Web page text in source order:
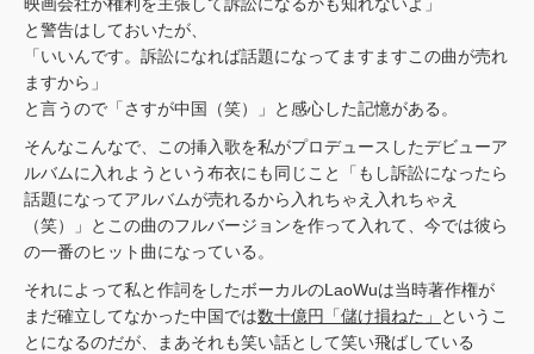
映画会社が権利を主張して訴訟になるかも知れないよ」
と警告はしておいたが、
「いいんです。訴訟になれば話題になってますますこの曲が売れ
ますから」
と言うので「さすが中国（笑）」と感心した記憶がある。
そんなこんなで、この挿入歌を私がプロデュースしたデビューア
ルバムに入れようという布衣にも同じこと「もし訴訟になったら
話題になってアルバムが売れるから入れちゃえ入れちゃえ
（笑）」とこの曲のフルバージョンを作って入れて、今では彼ら
の一番のヒット曲になっている。
それによって私と作詞をしたボーカルのLaoWuは当時著作権が
まだ確立してなかった中国では数十億円「儲け損ねた」
というこ
とになるのだが、まあそれも笑い話として笑い飛ばしている